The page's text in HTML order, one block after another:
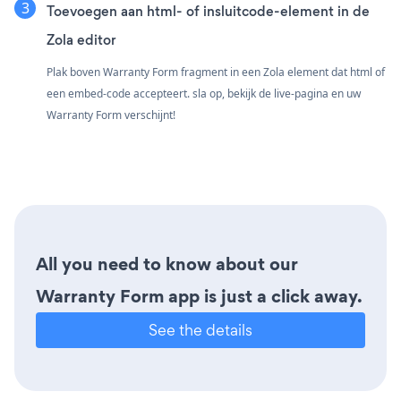
Toevoegen aan html- of insluitcode-element in de
Zola editor
Plak boven Warranty Form fragment in een Zola element dat html of
een embed-code accepteert. sla op, bekijk de live-pagina en uw
Warranty Form verschijnt!
All you need to know about our
Warranty Form app is just a click away.
See the details